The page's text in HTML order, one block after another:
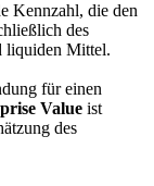
Kennzahl, die den
des
liquiden Mittel.
für einen
Value ist
des